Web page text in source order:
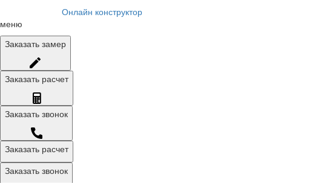
Онлайн конструктор
меню
Заказать замер
Заказать расчет
Заказать звонок
Заказать расчет
Заказать звонок